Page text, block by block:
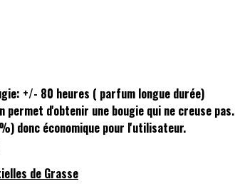
+/- 80 heures ( parfum longue durée)
d'obtenir une bougie qui ne creuse pas.
donc économique pour l'utilisateur.
de Grasse